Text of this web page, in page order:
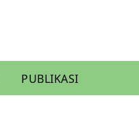
PUBLIKASI